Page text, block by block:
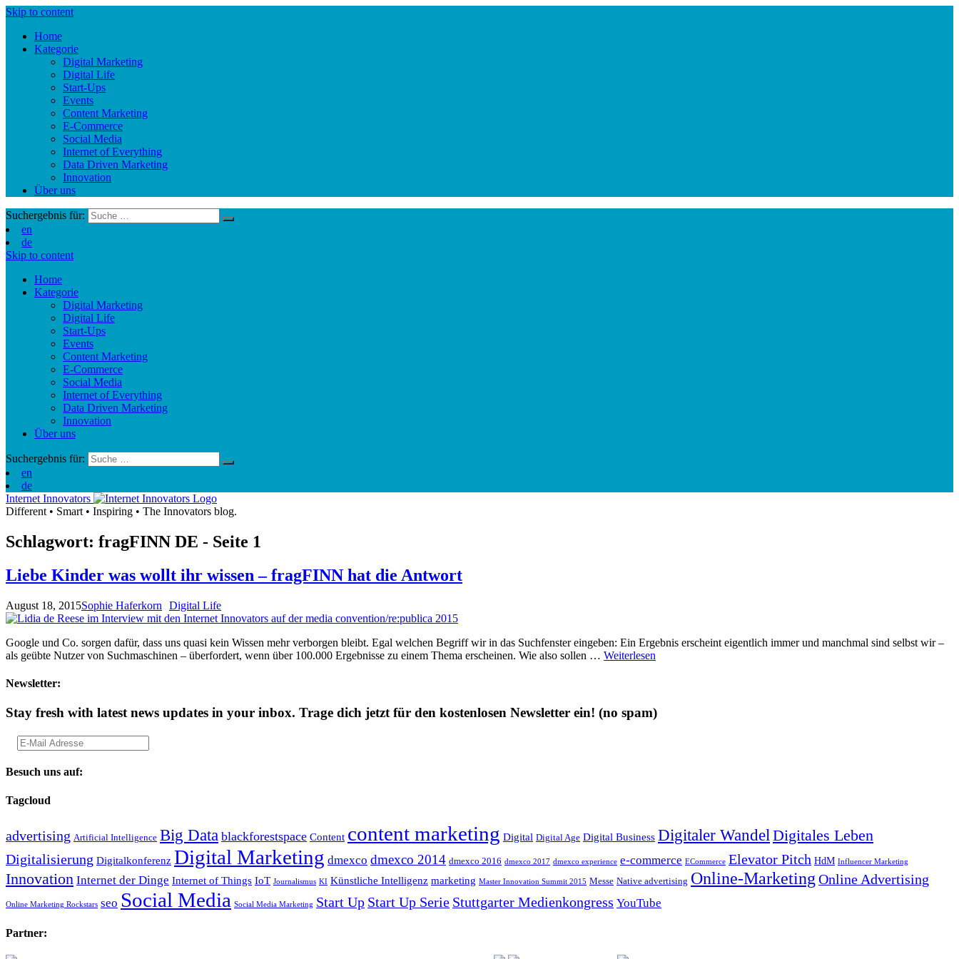
Skip to content
Home
Kategorie
Digital Marketing
Digital Life
Start-Ups
Events
Content Marketing
E-Commerce
Social Media
Internet of Everything
Data Driven Marketing
Innovation
Über uns
Suchergebnis für:
en
de
Skip to content
Home
Kategorie
Digital Marketing
Digital Life
Start-Ups
Events
Content Marketing
E-Commerce
Social Media
Internet of Everything
Data Driven Marketing
Innovation
Über uns
Suchergebnis für:
en
de
Internet Innovators
Different • Smart • Inspiring • The Innovators blog.
Schlagwort: fragFINN DE - Seite 1
Liebe Kinder was wollt ihr wissen – fragFINN hat die Antwort
August 18, 2015Sophie Haferkorn Digital Life
Google und Co. sorgen dafür, dass uns quasi kein Wissen mehr verborgen bleibt. Egal welchen Begriff wir in das Suchfenster eingeben: Ein Ergebnis erscheint eigentlich immer und manchmal sind selbst wir –
als geübte Nutzer von Suchmaschinen – überfordert, wenn über 100.000 Ergebnisse zu einem Thema erscheinen. Wie also sollen … Weiterlesen
Newsletter:
Stay fresh with latest news updates in your inbox. Trage dich jetzt für den kostenlosen Newsletter ein! (no spam)
Besuch uns auf:
Tagcloud
advertising Artificial Intelligence Big Data blackforestspace Content content marketing Digital Digital Age Digital Business Digitaler Wandel Digitales Leben
Digitalisierung Digitalkonferenz Digital Marketing dmexco dmexco 2014 dmexco 2016 dmexco 2017 dmexco experience e-commerce ECommerce Elevator Pitch HdM Influencer Marketing
Innovation Internet der Dinge Internet of Things IoT Journalismus KI Künstliche Intelligenz marketing Master Innovation Summit 2015 Messe Native advertising Online-Marketing Online Advertising
Online Marketing Rockstars seo Social Media Social Media Marketing Start Up Start Up Serie Stuttgarter Medienkongress YouTube
Partner: